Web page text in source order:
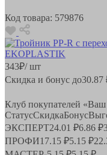
Код товара: 579876
343₽/ шт
Скидка и бонус до30.87
Клуб покупателей
СтатусСкидкаБонус
ЭКСПЕРТ24.01 ₽6.86 ₽
ПРОФИ17.15 ₽5.15 ₽